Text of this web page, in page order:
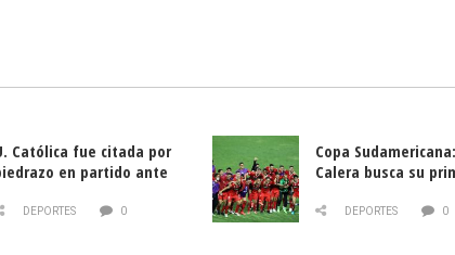
Católica fue citada por
en partido ante
DEPORTES 0
Copa
Calera busca su
DEPORTES 0